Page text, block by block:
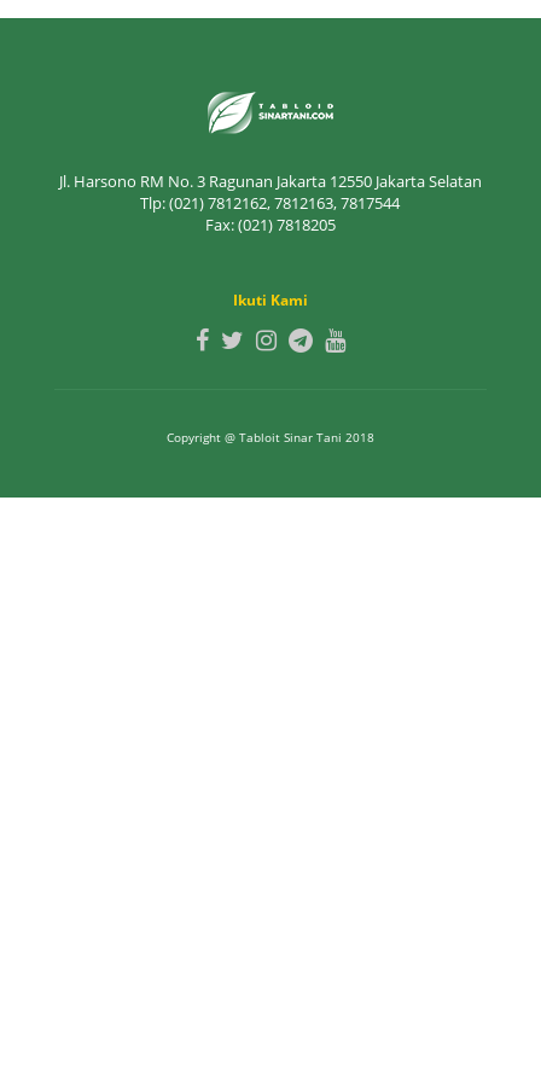
Jl. Harsono RM No. 3 Ragunan Jakarta 12550 Jakarta Selatan
Tlp: (021) 7812162, 7812163, 7817544
Fax: (021) 7818205
Ikuti Kami
Copyright @ Tabloit Sinar Tani 2018